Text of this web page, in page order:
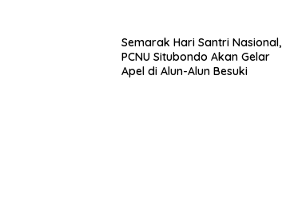
Semarak Hari Santri Nasional,
PCNU Situbondo Akan Gelar
Apel di Alun-Alun Besuki